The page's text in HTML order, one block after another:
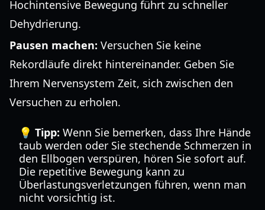
Hochintensive Bewegung führt zu schneller
Dehydrierung.
Pausen machen: Versuchen Sie keine
Rekordläufe direkt hintereinander. Geben Sie
Ihrem Nervensystem Zeit, sich zwischen den
Versuchen zu erholen.
💡 Tipp: Wenn Sie bemerken, dass Ihre Hände
taub werden oder Sie stechende Schmerzen in
den Ellbogen verspüren, hören Sie sofort auf.
Die repetitive Bewegung kann zu
Überlastungsverletzungen führen, wenn man
nicht vorsichtig ist.